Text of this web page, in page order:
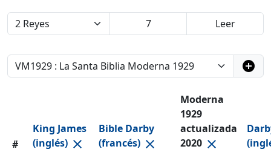
add_circle
#
King James
(inglés) close
Bible Darby
(francés) close
Moderna
1929
actualizada
2020 close